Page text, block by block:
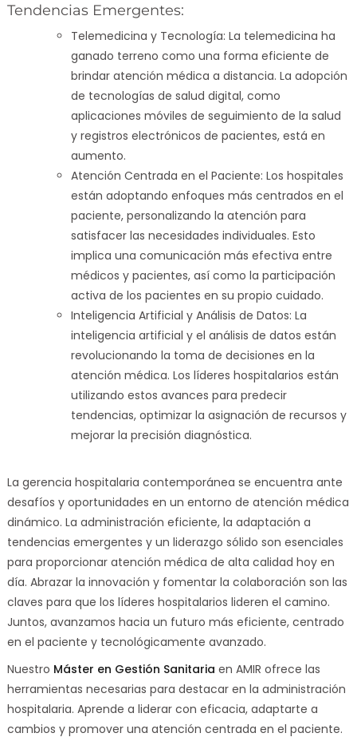
Tendencias Emergentes:
Telemedicina y Tecnología: La telemedicina ha
ganado terreno como una forma eficiente de
brindar atención médica a distancia. La adopción
de tecnologías de salud digital, como
aplicaciones móviles de seguimiento de la salud
y registros electrónicos de pacientes, está en
aumento.
Atención Centrada en el Paciente: Los hospitales
están adoptando enfoques más centrados en el
paciente, personalizando la atención para
satisfacer las necesidades individuales. Esto
implica una comunicación más efectiva entre
médicos y pacientes, así como la participación
activa de los pacientes en su propio cuidado.
Inteligencia Artificial y Análisis de Datos: La
inteligencia artificial y el análisis de datos están
revolucionando la toma de decisiones en la
atención médica. Los líderes hospitalarios están
utilizando estos avances para predecir
tendencias, optimizar la asignación de recursos y
mejorar la precisión diagnóstica.
La gerencia hospitalaria contemporánea se encuentra ante
desafíos y oportunidades en un entorno de atención médica
dinámico. La administración eficiente, la adaptación a
tendencias emergentes y un liderazgo sólido son esenciales
para proporcionar atención médica de alta calidad hoy en
día. Abrazar la innovación y fomentar la colaboración son las
claves para que los líderes hospitalarios lideren el camino.
Juntos, avanzamos hacia un futuro más eficiente, centrado
en el paciente y tecnológicamente avanzado.
Nuestro Máster en Gestión Sanitaria en AMIR ofrece las
herramientas necesarias para destacar en la administración
hospitalaria. Aprende a liderar con eficacia, adaptarte a
cambios y promover una atención centrada en el paciente.